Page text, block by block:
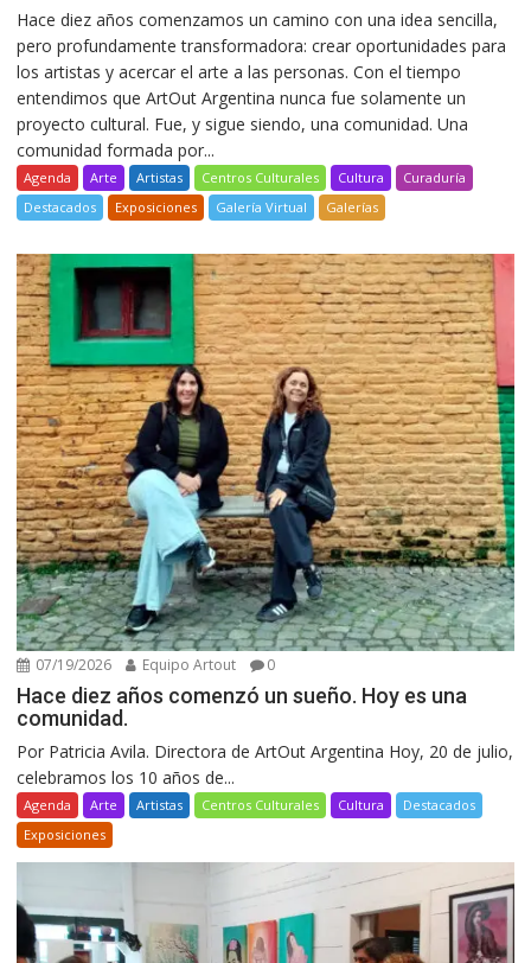
Hace diez años comenzamos un camino con una idea sencilla,
pero profundamente transformadora: crear oportunidades para
los artistas y acercar el arte a las personas. Con el tiempo
entendimos que ArtOut Argentina nunca fue solamente un
proyecto cultural. Fue, y sigue siendo, una comunidad. Una
comunidad formada por...
Agenda Arte Artistas Centros Culturales Cultura
Curaduría
Destacados
Exposiciones Galería Virtual Galerías
07/19/2026 Equipo Artout 0
Hace diez años comenzó un sueño. Hoy es una
comunidad.
Por Patricia Avila. Directora de ArtOut Argentina Hoy, 20 de julio,
celebramos los 10 años de...
Agenda Arte Artistas Centros Culturales Cultura
Destacados
Exposiciones